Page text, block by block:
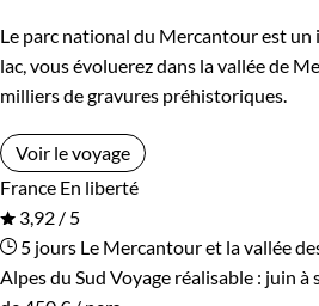
Le parc national du Mercantour est un
lac, vous évoluerez dans la vallée de
milliers de gravures préhistoriques.
Voir le voyage
France En liberté
3,92 / 5
5 jours Le Mercantour et la vallée
Alpes du Sud Voyage réalisable : juin à